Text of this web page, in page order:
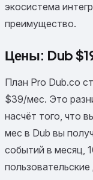
экосистема
преимущество.
Цены: Dub
План Pro Dub.co
$39/мес. Это
насчёт того, что
мес в Dub вы
событий в месяц,